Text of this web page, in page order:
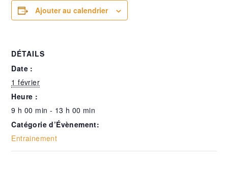
Ajouter au calendrier
DÉTAILS
Date :
1 février
Heure :
9 h 00 min - 13 h 00 min
Catégorie d’Évènement:
Entrainement